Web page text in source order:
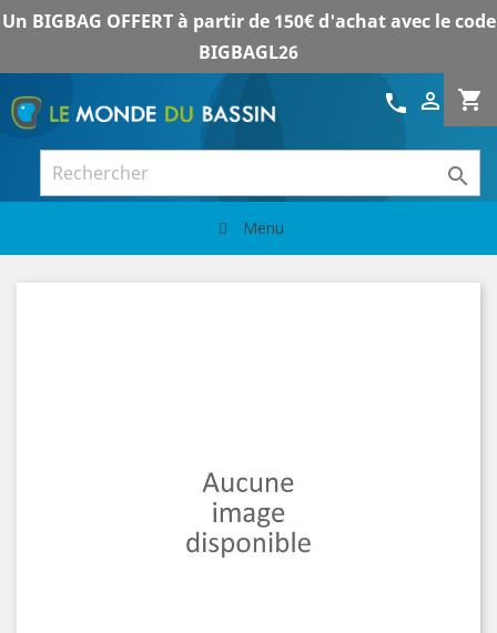
Un BIGBAG OFFERT à partir de 150€ d'achat avec le code
BIGBAGL26
shopping_cart

call

Menu